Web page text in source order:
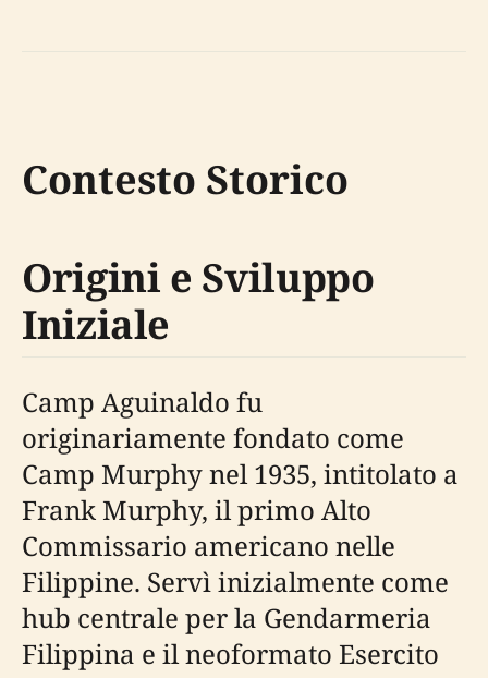
Contesto Storico
Origini e Sviluppo
Iniziale
Camp Aguinaldo fu
originariamente fondato come
Camp Murphy nel 1935, intitolato a
Frank Murphy, il primo Alto
Commissario americano nelle
Filippine. Servì inizialmente come
hub centrale per la Gendarmeria
Filippina e il neoformato Esercito